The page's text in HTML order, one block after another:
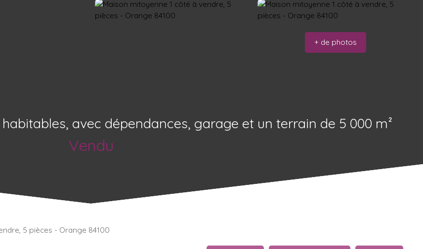
+ de photos
habitables, avec dépendances, garage et un terrain de 5 000 m²
Vendu
5 pièces - Orange 84100